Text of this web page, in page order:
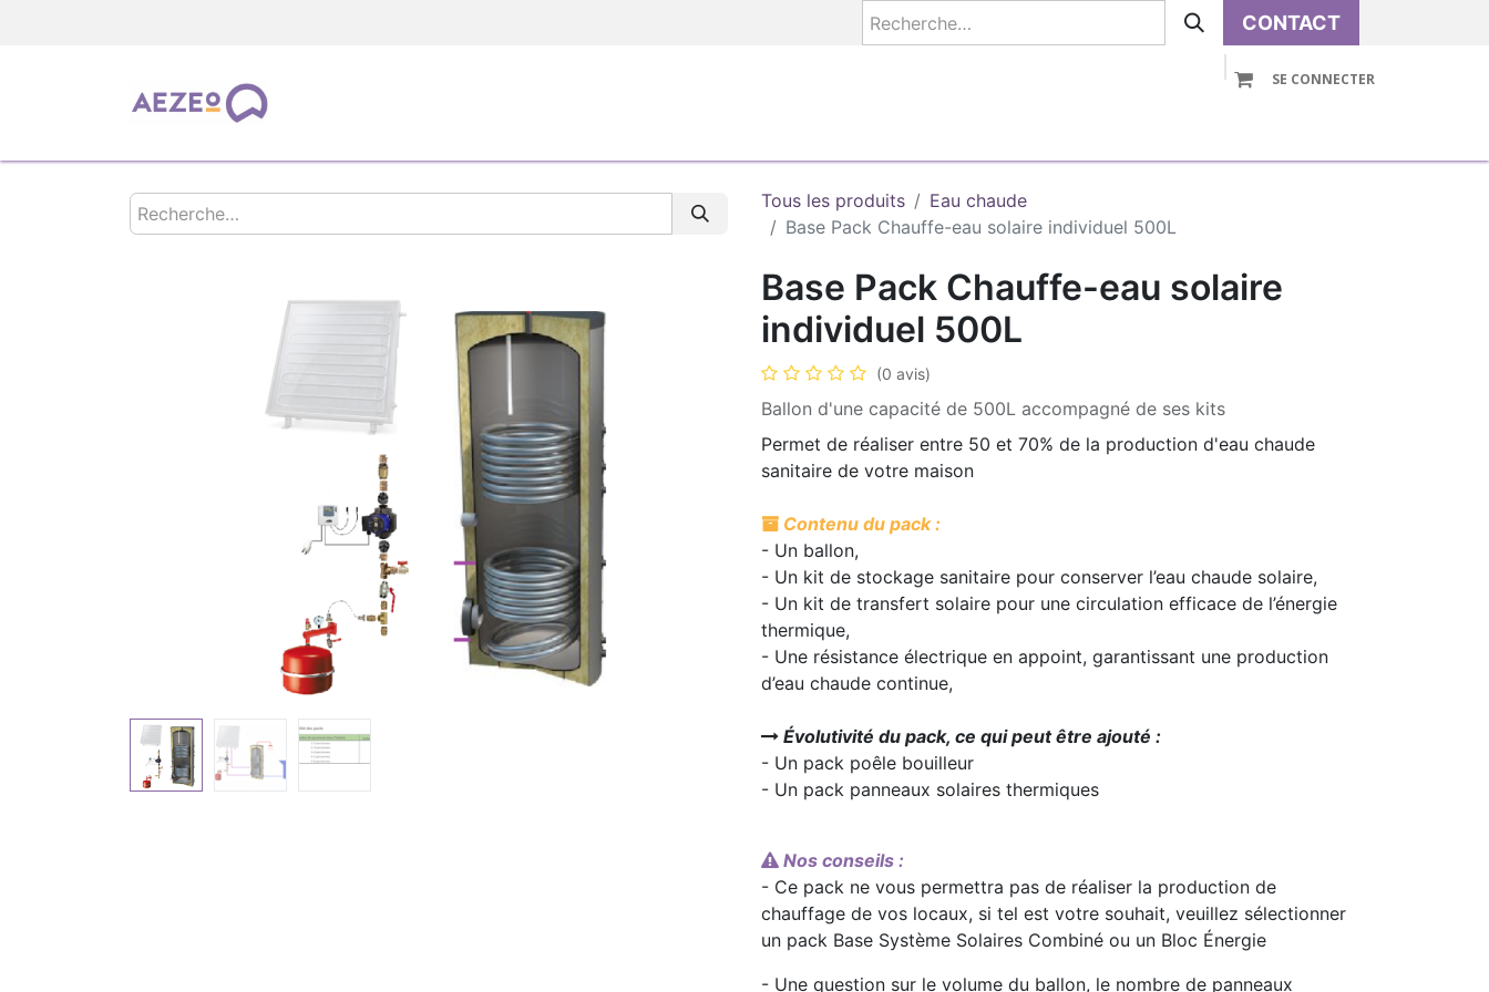
CONTACT
SE CONNECTER
Tous les produits
Eau chaude
Base Pack Chauffe-eau solaire individuel 500L
Base Pack Chauffe-eau solaire
individuel 500L
(0 avis)
Ballon d'une capacité de 500L accompagné de ses kits
Permet de réaliser entre 50 et 70% de la production d'eau chaude
sanitaire de votre maison
Contenu du pack :
- Un ballon,
- Un kit de stockage sanitaire pour conserver l’eau chaude solaire,
- Un kit de transfert solaire pour une circulation efficace de l’énergie
thermique,
- Une résistance électrique en appoint, garantissant une production
d’eau chaude continue,
Évolutivité du pack, ce qui peut être ajouté :
- Un pack poêle bouilleur
- Un pack panneaux solaires thermiques
Nos conseils :
- Ce pack ne vous permettra pas de réaliser la production de
chauffage de vos locaux, si tel est votre souhait, veuillez sélectionner
un pack Base Système Solaires Combiné ou un Bloc Énergie
- Une question sur le volume du ballon, le nombre de panneaux